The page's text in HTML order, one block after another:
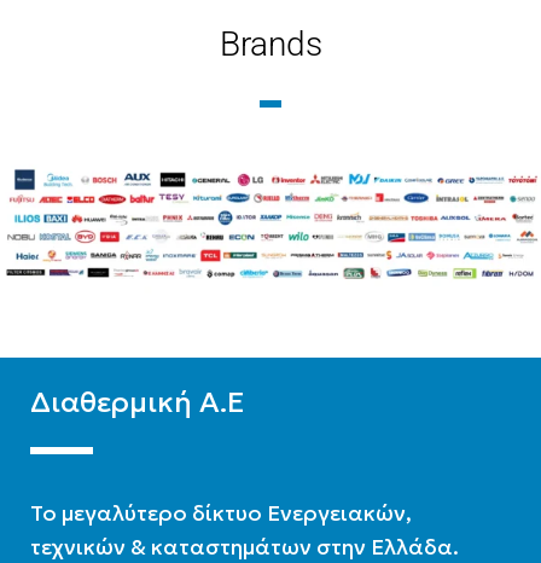
WIFI Standard
ΧΡΏΜΑ Λευκό
ΕΝΕΡΓΕΙΑΚΉ ΚΛΆΣΗ
WIFI Standard
ΧΡΏΜΑ Λευκό
Brands
Διαθερμική Α.Ε
To μεγαλύτερο δίκτυο Ενεργειακών,
τεχνικών & καταστημάτων στην Ελλάδα.